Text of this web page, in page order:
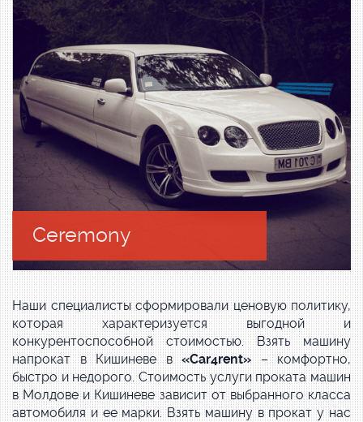
Ceremony
Наши специалисты сформировали ценовую политику,
которая характеризуется выгодной и
конкурентоспособной стоимостью. Взять машину
напрокат в Кишиневе в«Car4rent»– комфортно,
быстро и недорого. Стоимость услуги проката машин
в Молдове и Кишиневе зависит от выбранного класса
автомобиля и ее марки. Взять машину в прокат у нас